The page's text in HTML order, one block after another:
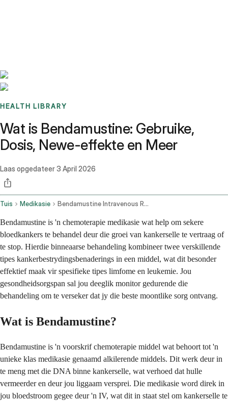
HEALTH LIBRARY
Wat is Bendamustine: Gebruike,
Dosis, Newe-effekte en Meer
Laas opgedateer3 April 2026
Tuis Medikasie Bendamustine Intravenous Route
Bendamustine is 'n chemoterapie medikasie wat help om sekere
bloedkankers te behandel deur die groei van kankerselle te vertraag of
te stop. Hierdie binneaarse behandeling kombineer twee verskillende
tipes kankerbestrydingsbenaderings in een middel, wat dit besonder
effektief maak vir spesifieke tipes limfome en leukemie. Jou
gesondheidsorgspan sal jou deeglik monitor gedurende die
behandeling om te verseker dat jy die beste moontlike sorg ontvang.
Wat is Bendamustine?
Bendamustine is 'n voorskrif chemoterapie middel wat behoort tot 'n
unieke klas medikasie genaamd alkilerende middels. Dit werk deur in
te meng met die DNA binne kankerselle, wat verhoed dat hulle
vermeerder en deur jou liggaam versprei. Die medikasie word direk in
jou bloedstroom gegee deur 'n IV, wat dit in staat stel om kankerselle te